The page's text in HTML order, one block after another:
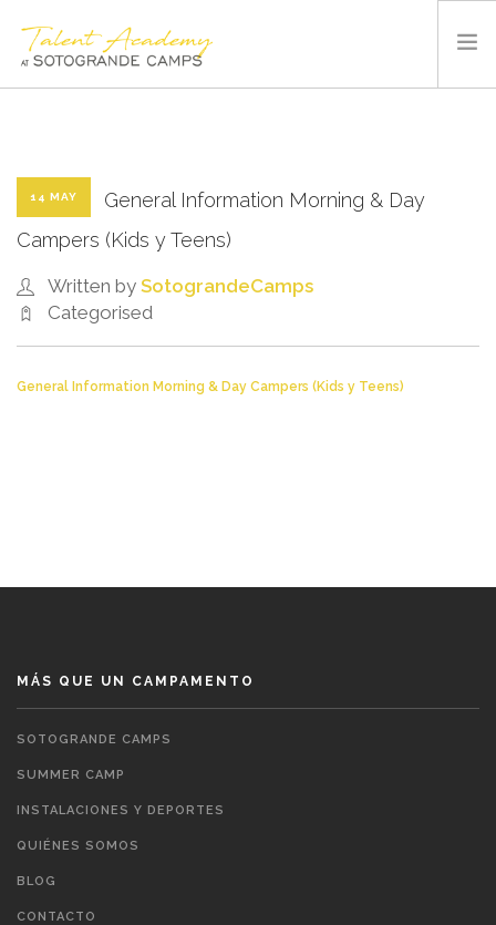
INSTALACIONES Y DEPORTES
QUIÉNES SOMOS
CONTACTO
14 MAY
General Information Morning & Day
Campers (Kids y Teens)
Written by SotograndeCamps
Categorised
General Information Morning & Day Campers (Kids y Teens)
MÁS QUE UN CAMPAMENTO
SOTOGRANDE CAMPS
SUMMER CAMP
INSTALACIONES Y DEPORTES
QUIÉNES SOMOS
BLOG
CONTACTO